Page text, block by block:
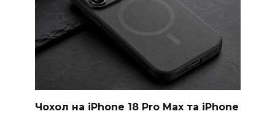
Чохол на iPhone 18 Pro Max та iPhone